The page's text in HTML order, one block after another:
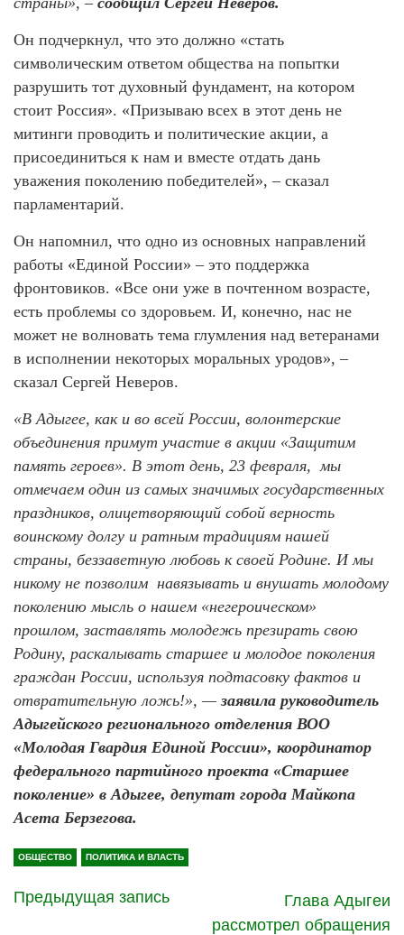
Он подчеркнул, что это должно «стать
символическим ответом общества на попытки
разрушить тот духовный фундамент, на котором
стоит Россия». «Призываю всех в этот день не
митинги проводить и политические акции, а
присоединиться к нам и вместе отдать дань
уважения поколению победителей», – сказал
парламентарий.
Он напомнил, что одно из основных направлений
работы «Единой России» – это поддержка
фронтовиков. «Все они уже в почтенном возрасте,
есть проблемы со здоровьем. И, конечно, нас не
может не волновать тема глумления над ветеранами
в исполнении некоторых моральных уродов», –
сказал Сергей Неверов.
«В Адыгее, как и во всей России, волонтерские
объединения примут участие в акции «Защитим
память героев». В этот день, 23 февраля, мы
отмечаем один из самых значимых государственных
праздников, олицетворяющий собой верность
воинскому долгу и ратным традициям нашей
страны, беззаветную любовь к своей Родине. И мы
никому не позволим навязывать и внушать молодому
поколению мысль о нашем «негероическом»
прошлом, заставлять молодежь презирать свою
Родину, раскалывать старшее и молодое поколения
граждан России, используя подтасовку фактов и
отвратительную ложь!», —заявила руководитель
Адыгейского регионального отделения ВОО
«Молодая Гвардия Единой России», координатор
федерального партийного проекта «Старшее
поколение» в Адыгее, депутат города Майкопа
Асета Берзегова.
ОБЩЕСТВО ПОЛИТИКА И ВЛАСТЬ
Предыдущая запись
Глава Адыгеи
рассмотрел обращения